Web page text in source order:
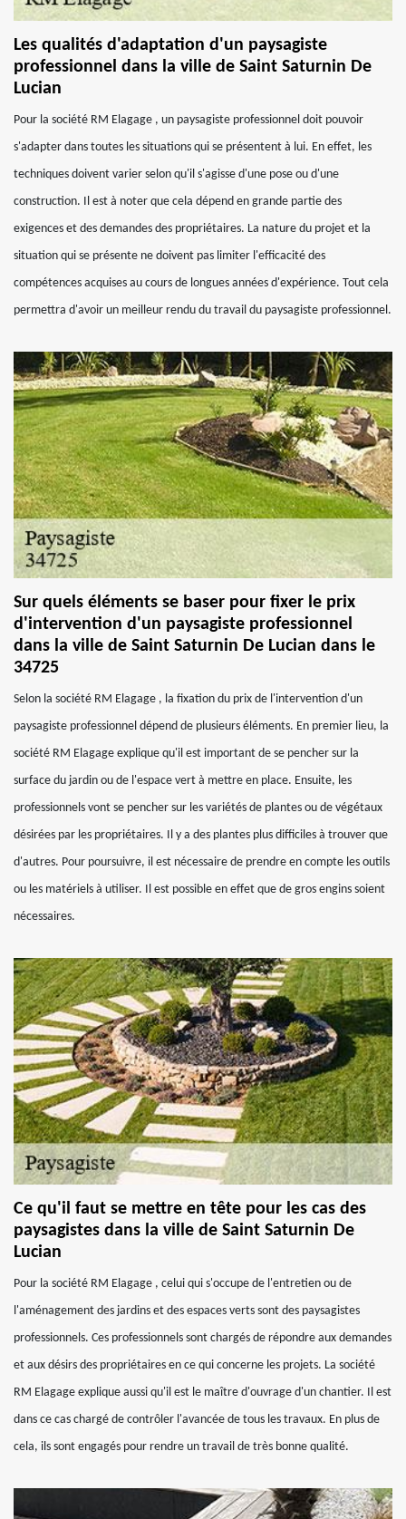
Les qualités d'adaptation d'un paysagiste
professionnel dans la ville de Saint Saturnin De
Lucian
Pour la société RM Elagage , un paysagiste professionnel doit pouvoir
s'adapter dans toutes les situations qui se présentent à lui. En effet, les
techniques doivent varier selon qu'il s'agisse d'une pose ou d'une
construction. Il est à noter que cela dépend en grande partie des
exigences et des demandes des propriétaires. La nature du projet et la
situation qui se présente ne doivent pas limiter l'efficacité des
compétences acquises au cours de longues années d'expérience. Tout cela
permettra d'avoir un meilleur rendu du travail du paysagiste professionnel.
Sur quels éléments se baser pour fixer le prix
d'intervention d'un paysagiste professionnel
dans la ville de Saint Saturnin De Lucian dans le
34725
Selon la société RM Elagage , la fixation du prix de l'intervention d'un
paysagiste professionnel dépend de plusieurs éléments. En premier lieu, la
société RM Elagage explique qu'il est important de se pencher sur la
surface du jardin ou de l'espace vert à mettre en place. Ensuite, les
professionnels vont se pencher sur les variétés de plantes ou de végétaux
désirées par les propriétaires. Il y a des plantes plus difficiles à trouver que
d'autres. Pour poursuivre, il est nécessaire de prendre en compte les outils
ou les matériels à utiliser. Il est possible en effet que de gros engins soient
nécessaires.
Ce qu'il faut se mettre en tête pour les cas des
paysagistes dans la ville de Saint Saturnin De
Lucian
Pour la société RM Elagage , celui qui s'occupe de l'entretien ou de
l'aménagement des jardins et des espaces verts sont des paysagistes
professionnels. Ces professionnels sont chargés de répondre aux demandes
et aux désirs des propriétaires en ce qui concerne les projets. La société
RM Elagage explique aussi qu'il est le maître d'ouvrage d'un chantier. Il est
dans ce cas chargé de contrôler l'avancée de tous les travaux. En plus de
cela, ils sont engagés pour rendre un travail de très bonne qualité.